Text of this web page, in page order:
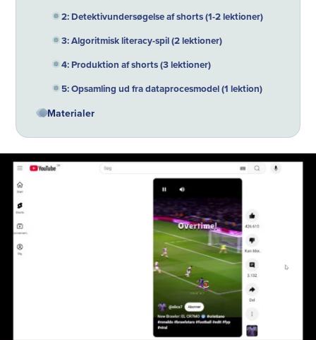
2: Detektivundersøgelse af shorts (1-2 lektioner)
3: Algoritmisk literacy-spil (2 lektioner)
4: Produktion af shorts (3 lektioner)
5: Opsamling ud fra dataprocesmodel (1 lektion)
Materialer